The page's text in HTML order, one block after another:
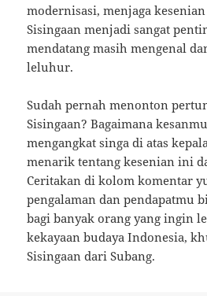
modernisasi, menjaga
Sisingaan menjadi sangat
mendatang masih mengenal
leluhur.
Sudah pernah menonton
Sisingaan? Bagaimana
mengangkat singa di atas
menarik tentang kesenian ini
Ceritakan di kolom komentar
pengalaman dan pendapatmu
bagi banyak orang yang ingin
kekayaan budaya Indonesia,
Sisingaan dari Subang.